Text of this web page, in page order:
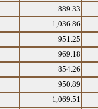
889.33
1,036.86
951.25
969.18
854.26
950.89
1,069.51